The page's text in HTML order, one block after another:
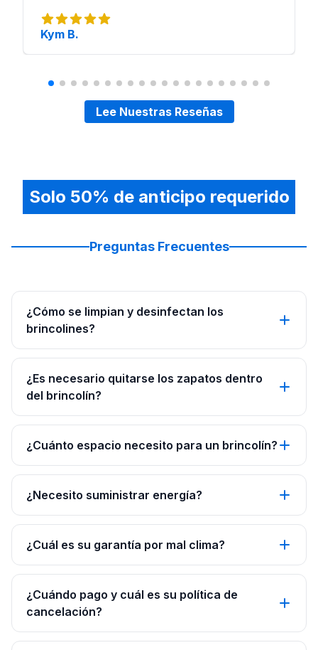
Kym B.
Lee Nuestras Reseñas
Solo 50% de anticipo requerido
Preguntas Frecuentes
¿Cómo se limpian y desinfectan los
brincolines?
¿Es necesario quitarse los zapatos dentro
del brincolín?
¿Cuánto espacio necesito para un brincolín?
¿Necesito suministrar energía?
¿Cuál es su garantía por mal clima?
¿Cuándo pago y cuál es su política de
cancelación?